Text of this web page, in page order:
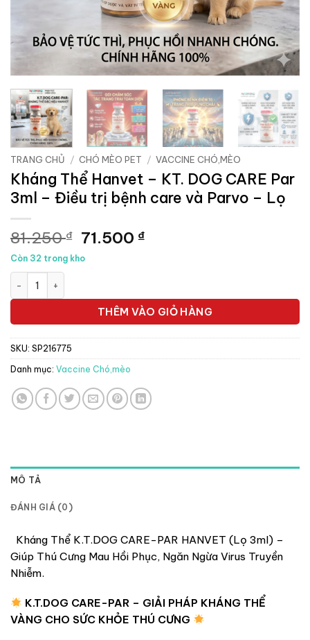
TRANG CHỦ / CHÓ MÈO PET / VACCINE CHÓ,MÈO
Kháng Thể Hanvet – KT. DOG CARE Par
3ml – Điều trị bệnh care và Parvo – Lọ
81.250₫ Giá
gốc
là:
71.500 ₫Giá
71.500 ₫.
Còn 32 trong kho
THÊM VÀO GIỎ HÀNG
SKU: SP216775
Danh mục: Vaccine Chó,mèo
MÔ TẢ
ĐÁNH GIÁ (0)
Kháng Thể K.T.DOG CARE-PAR HANVET (Lọ 3ml) –
Giúp Thú Cưng Mau Hồi Phục, Ngăn Ngừa Virus Truyền
Nhiễm.
K.T.DOG CARE-PAR – GIẢI PHÁP KHÁNG THỂ
VÀNG CHO SỨC KHỎE THÚ CƯNG